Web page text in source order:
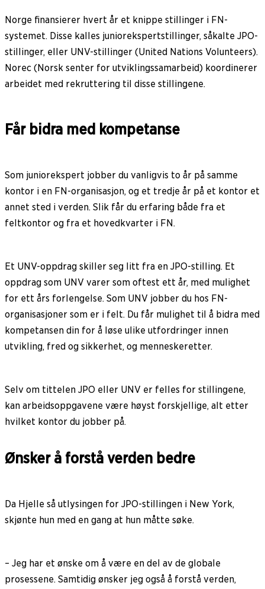
Norge finansierer hvert år et knippe stillinger i FN-
systemet. Disse kalles juniorekspertstillinger, såkalte JPO-
stillinger, eller UNV-stillinger (United Nations Volunteers).
Norec (Norsk senter for utviklingssamarbeid) koordinerer
arbeidet med rekruttering til disse stillingene.
Får bidra med kompetanse
Som juniorekspert jobber du vanligvis to år på samme
kontor i en FN-organisasjon, og et tredje år på et kontor et
annet sted i verden. Slik får du erfaring både fra et
feltkontor og fra et hovedkvarter i FN.
Et UNV-oppdrag skiller seg litt fra en JPO-stilling. Et
oppdrag som UNV varer som oftest ett år, med mulighet
for ett års forlengelse. Som UNV jobber du hos FN-
organisasjoner som er i felt. Du får mulighet til å bidra med
kompetansen din for å løse ulike utfordringer innen
utvikling, fred og sikkerhet, og menneskeretter.
Selv om tittelen JPO eller UNV er felles for stillingene,
kan arbeidsoppgavene være høyst forskjellige, alt etter
hvilket kontor du jobber på.
Ønsker å forstå verden bedre
Da Hjelle så utlysingen for JPO-stillingen i New York,
skjønte hun med en gang at hun måtte søke.
– Jeg har et ønske om å være en del av de globale
prosessene. Samtidig ønsker jeg også å forstå verden,